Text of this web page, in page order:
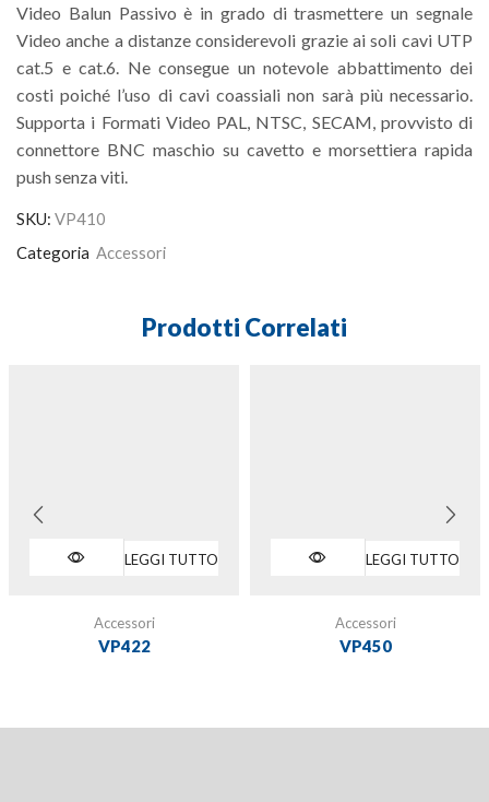
Video Balun Passivo è in grado di trasmettere un segnale
Video anche a distanze considerevoli grazie ai soli cavi UTP
cat.5 e cat.6. Ne consegue un notevole abbattimento dei
costi poiché l’uso di cavi coassiali non sarà più necessario.
Supporta i Formati Video PAL, NTSC, SECAM, provvisto di
connettore BNC maschio su cavetto e morsettiera rapida
push senza viti.
SKU: VP410
Categoria Accessori
Prodotti Correlati
LEGGI TUTTO
Accessori
VP422
LEGGI TUTTO
Accessori
VP450